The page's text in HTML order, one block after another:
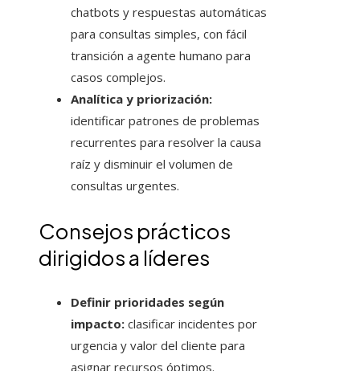
chatbots y respuestas automáticas
para consultas simples, con fácil
transición a agente humano para
casos complejos.
Analítica y priorización:
identificar patrones de problemas
recurrentes para resolver la causa
raíz y disminuir el volumen de
consultas urgentes.
Consejos prácticos
dirigidos a líderes
Definir prioridades según
impacto: clasificar incidentes por
urgencia y valor del cliente para
asignar recursos óptimos.